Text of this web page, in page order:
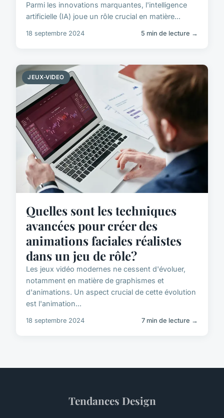
Parmi les innovations marquantes, l'intelligence
artificielle (IA) joue un rôle crucial en matière...
18 septembre 2024 5 min de lecture →
JEUX-VIDEO
Quelles sont les techniques
avancées pour créer des
animations faciales réalistes
dans un jeu de rôle?
Les jeux vidéo modernes ne cessent d'évoluer,
notamment en matière de graphismes et
d'animations. Un aspect crucial de cette évolution
est l'animation...
18 septembre 2024 7 min de lecture →
Tendances Design